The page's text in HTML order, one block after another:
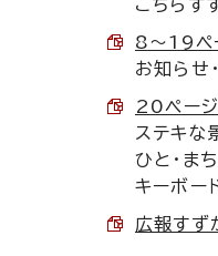
こちらす
8～19ペ
お知らせ
20ペー
ステキな
ひと・ま
キーボー
広報す